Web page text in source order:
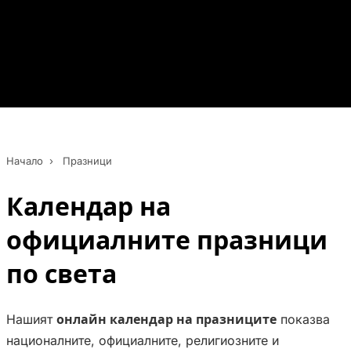
Начало › Празници
Календар на
официалните празници
по света
Нашият онлайн календар на празниците показва
националните, официалните, религиозните и